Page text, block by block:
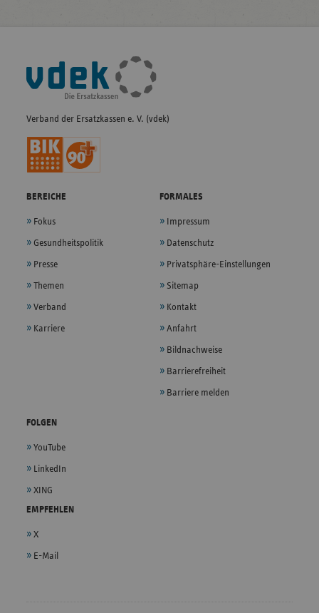
Fußleisten-
Navigation
Verband der Ersatzkassen e. V. (vdek)
BEREICHE
Fokus
Gesundheitspolitik
Presse
Themen
Verband
Karriere
FORMALES
Impressum
Datenschutz
Privatsphäre-Einstellungen
Sitemap
Kontakt
Anfahrt
Bildnachweise
Barrierefreiheit
Barriere melden
FOLGEN
YouTube
LinkedIn
XING
EMPFEHLEN
X
E-Mail